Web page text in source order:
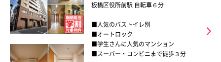
板橋区役所前駅 自転車６分
■人気のバストイレ別
■オートロック
■学生さんに人気のマンション
■スーパー・コンビニまで徒歩３分